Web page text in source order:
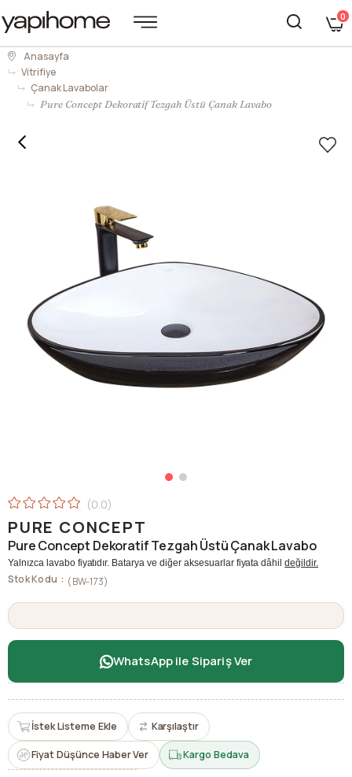
0
Anasayfa
Vitrifiye
Çanak Lavabolar
Pure Concept Dekoratif Tezgah Üstü Çanak Lavabo
0.0
PURE CONCEPT
Pure Concept Dekoratif Tezgah Üstü Çanak Lavabo
Yalnızca lavabo fiyatıdır. Batarya ve diğer aksesuarlar fiyata dâhildeğildir.
Stok Kodu (BW-173)
WhatsApp ile Sipariş Ver
İstek Listeme Ekle Karşılaştır
Fiyat Düşünce Haber Ver Kargo Bedava